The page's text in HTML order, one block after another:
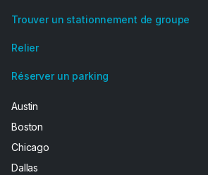
Trouver un stationnement de groupe
Relier
Réserver un parking
Austin
Boston
Chicago
Dallas